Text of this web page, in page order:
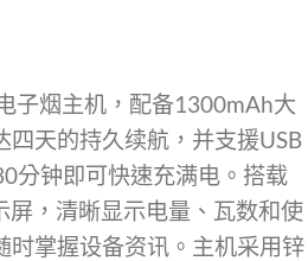
子烟主机，配备1300mAh大
四天的持久续航，并支援USB
分钟即可快速充满电。搭载
屏，清晰显示电量、瓦数和使
时掌握设备资讯。主机采用锌